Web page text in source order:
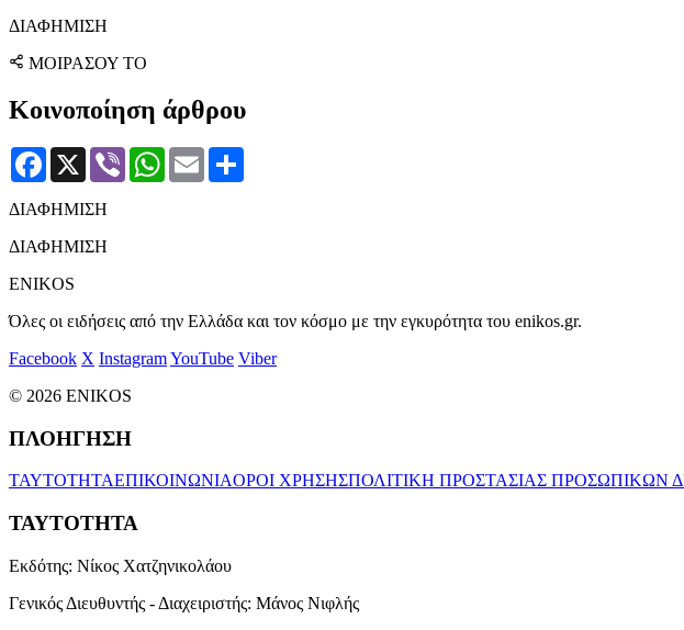
ΔΙΑΦΗΜΙΣΗ
ΜΟΙΡΑΣΟΥ ΤΟ
Κοινοποίηση άρθρου
Facebook
X Viber WhatsApp
Email
ΔΙΑΦΗΜΙΣΗ
ΔΙΑΦΗΜΙΣΗ
ENIKOS
Όλες οι ειδήσεις από την Ελλάδα και τον κόσμο με την εγκυρότητα του enikos.gr.
Facebook X InstagramYouTube Viber
© 2026 ENIKOS
ΠΛΟΗΓΗΣΗ
ΤΑΥΤΟΤΗΤΑΕΠΙΚΟΙΝΩΝΙΑΟΡΟΙ ΧΡΗΣΗΣΠΟΛΙΤΙΚΗ ΠΡΟΣΤΑΣΙΑΣ ΠΡΟΣΩΠΙΚΩΝ
ΤΑΥΤΟΤΗΤΑ
Εκδότης: Νίκος Χατζηνικολάου
Γενικός Διευθυντής - Διαχειριστής: Μάνος Νιφλής